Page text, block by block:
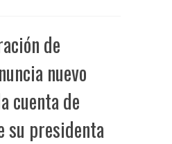
de
nuevo
cuenta de
su presidenta